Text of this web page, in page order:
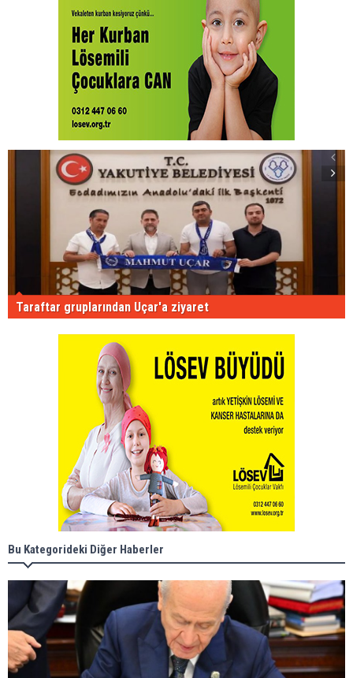
Taraftar gruplarından Uçar'a ziyaret
Bu Kategorideki Diğer Haberler